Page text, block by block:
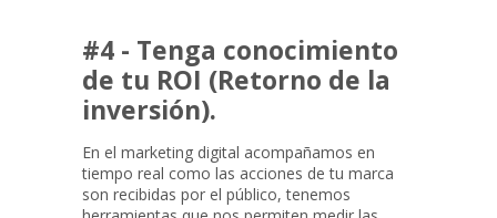
#4 - Tenga conocimiento
de tu ROI (Retorno de la
inversión).
En el marketing digital acompañamos en
tiempo real como las acciones de tu marca
son recibidas por el público, tenemos